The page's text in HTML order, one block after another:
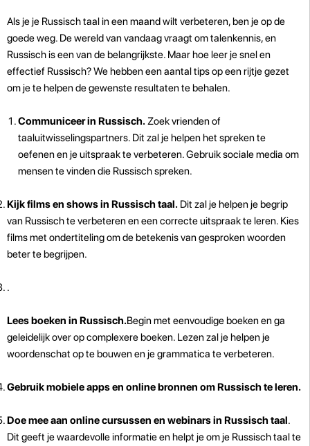
Als je je Russisch taal in een maand wilt verbeteren, ben je op de
goede weg. De wereld van vandaag vraagt om talenkennis, en
Russisch is een van de belangrijkste. Maar hoe leer je snel en
effectief Russisch? We hebben een aantal tips op een rijtje gezet
om je te helpen de gewenste resultaten te behalen.
Communiceer in Russisch. Zoek vrienden of
taaluitwisselingspartners. Dit zal je helpen het spreken te
oefenen en je uitspraak te verbeteren. Gebruik sociale media om
mensen te vinden die Russisch spreken.
Kijk films en shows in Russisch taal. Dit zal je helpen je begrip
van Russisch te verbeteren en een correcte uitspraak te leren. Kies
films met ondertiteling om de betekenis van gesproken woorden
beter te begrijpen.
.
Lees boeken in Russisch.Begin met eenvoudige boeken en ga
geleidelijk over op complexere boeken. Lezen zal je helpen je
woordenschat op te bouwen en je grammatica te verbeteren.
Gebruik mobiele apps en online bronnen om Russisch te leren.
Doe mee aan online cursussen en webinars in Russisch taal.
Dit geeft je waardevolle informatie en helpt je om je Russisch taal te